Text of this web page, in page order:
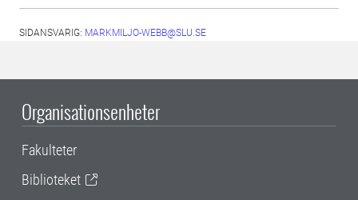
SIDANSVARIG: MARKMILJO-WEBB@SLU.SE
Organisationsenheter
Fakulteter
Biblioteket